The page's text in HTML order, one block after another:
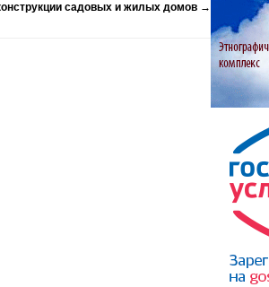
садовых и жилых домов →